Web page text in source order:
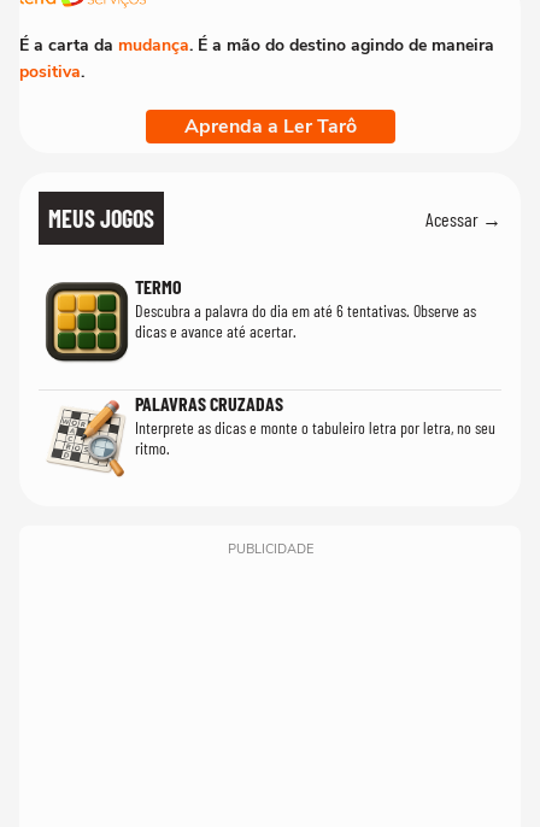
É a carta da mudança. É a mão do destino agindo de maneira
positiva.
Aprenda a Ler Tarô
MEUS JOGOS Acessar →
TERMO
Descubra a palavra do dia em até 6 tentativas. Observe as
dicas e avance até acertar.
PALAVRAS CRUZADAS
Interprete as dicas e monte o tabuleiro letra por letra, no seu
ritmo.
PUBLICIDADE